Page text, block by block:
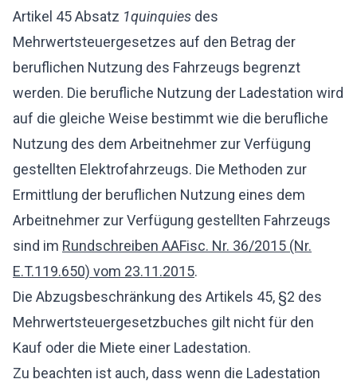
Artikel 45 Absatz 1quinquies des
Mehrwertsteuergesetzes auf den Betrag der
beruflichen Nutzung des Fahrzeugs begrenzt
werden. Die berufliche Nutzung der Ladestation wird
auf die gleiche Weise bestimmt wie die berufliche
Nutzung des dem Arbeitnehmer zur Verfügung
gestellten Elektrofahrzeugs. Die Methoden zur
Ermittlung der beruflichen Nutzung eines dem
Arbeitnehmer zur Verfügung gestellten Fahrzeugs
sind im Rundschreiben AAFisc. Nr. 36/2015 (Nr.
E.T.119.650) vom 23.11.2015.
Die Abzugsbeschränkung des Artikels 45, §2 des
Mehrwertsteuergesetzbuches gilt nicht für den
Kauf oder die Miete einer Ladestation.
Zu beachten ist auch, dass wenn die Ladestation